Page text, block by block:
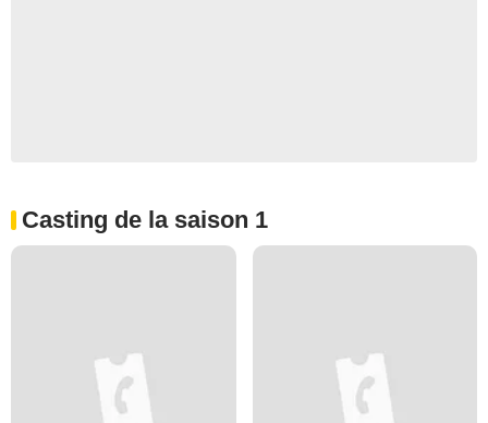
Casting de la saison 1